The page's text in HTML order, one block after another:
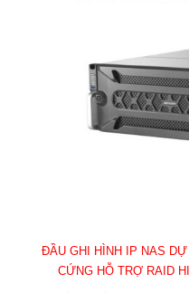
ĐẦU GHI HÌNH IP NAS
CỨNG HỖ TRỢ RAID